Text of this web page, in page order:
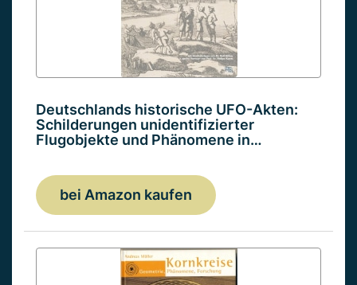
Deutschlands historische UFO-Akten:
Schilderungen unidentifizierter
Flugobjekte und Phänomene in…
bei Amazon kaufen